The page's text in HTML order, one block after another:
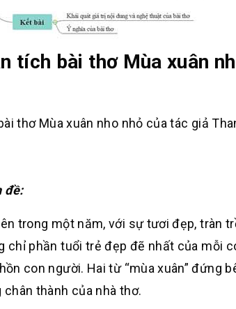
tích bài thơ Mùa xuân
thơ Mùa xuân nho nhỏ của tác giả
đề:
trong một năm, với sự tươi đẹp, tràn
chỉ phần tuổi trẻ đẹp đẽ nhất của mỗi
con người. Hai từ “mùa xuân” đứng
chân thành của nhà thơ.